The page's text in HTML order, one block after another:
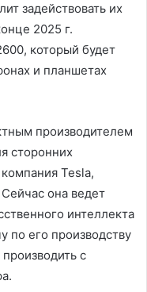
задействовать их
2025 г.
который будет
и планшетах
производителем
сторонних
Tesla,
она ведет
интеллекта
по его производству
с